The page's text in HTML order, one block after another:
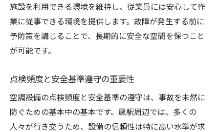
施設を利用できる環境を維持し、従業員には安心して作
業に従事できる環境を提供します。故障が発生する前に
予防策を講じることで、長期的に安全な空間を保つこと
が可能です。
点検頻度と安全基準遵守の重要性
空調設備の点検頻度と安全基準の遵守は、事故を未然に
防ぐための基本中の基本です。鳳駅周辺では、多くの
人々が行き交うため、設備の信頼性は特に高い水準が求